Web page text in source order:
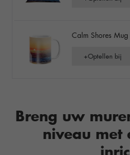
Calm Shores Mug
+ Optellen bij
Breng uw
niveau met